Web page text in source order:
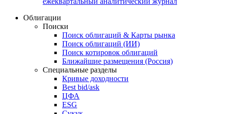
Журнал
Cbonds Review
ежеквартальный аналитический журнал
Облигации
Поиски
Поиск облигаций & Карты рынка
Поиск облигаций (ИИ)
Поиск котировок облигаций
Ближайшие размещения (Россия)
Специальные разделы
Кривые доходности